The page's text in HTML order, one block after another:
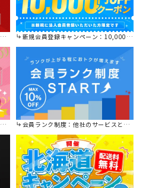
新規会員登録キャンペーン：10,000円OFFクーポン進呈中！
会員ランク制度：他社のサービスと比較してください。